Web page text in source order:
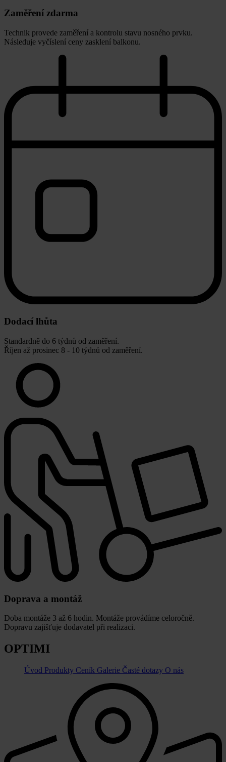
Zaměření zdarma
Technik provede zaměření a kontrolu stavu nosného prvku.
Následuje vyčíslení ceny zasklení balkonu.
Dodací lhůta
Standardně do 6 týdnů od zaměření.
Říjen až prosinec 8 - 10 týdnů od zaměření.
Doprava a montáž
Doba montáže 3 až 6 hodin. Montáže provádíme celoročně.
Dopravu zajišťuje dodavatel při realizaci.
OPTIMI
Úvod Produkty Ceník Galerie Časté dotazy O nás